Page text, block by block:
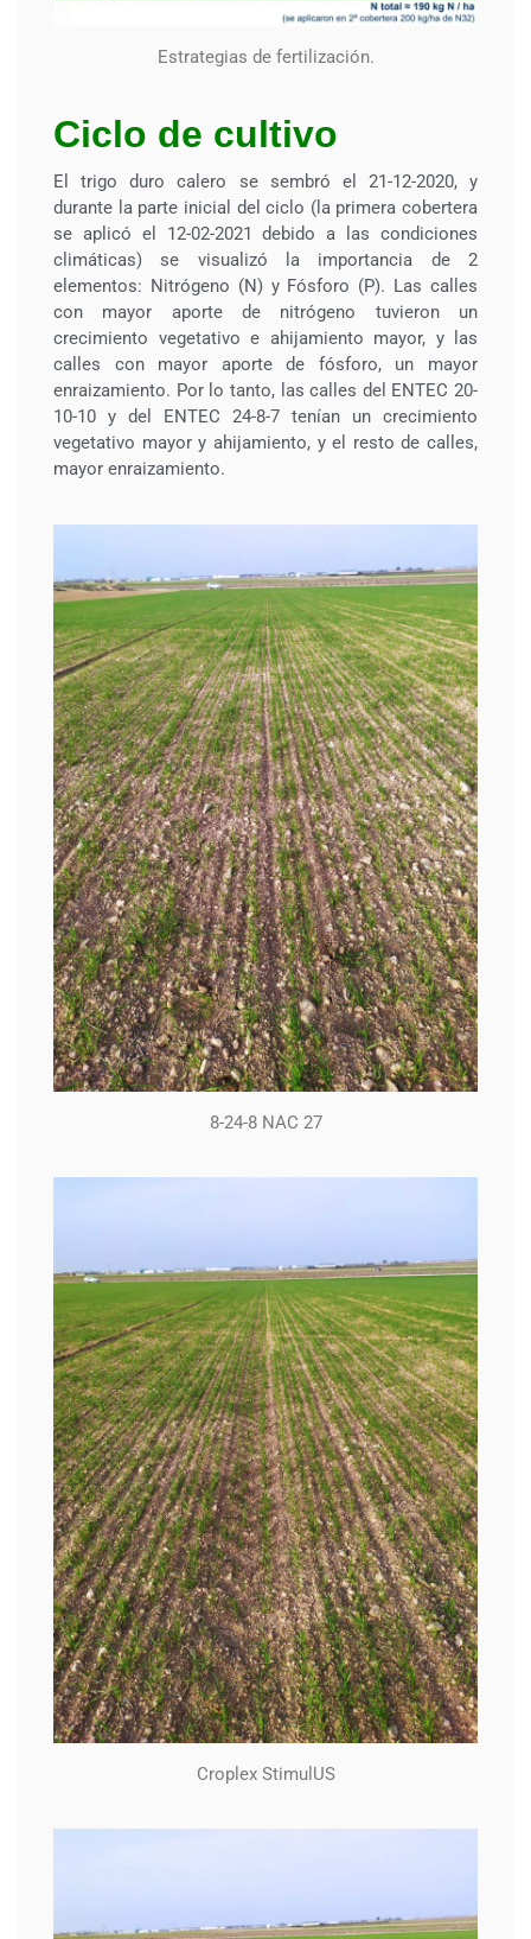
Estrategias de fertilización.
Ciclo de cultivo
El trigo duro calero se sembró el 21-12-2020, y
durante la parte inicial del ciclo (la primera cobertera
se aplicó el 12-02-2021 debido a las condiciones
climáticas) se visualizó la importancia de 2
elementos: Nitrógeno (N) y Fósforo (P). Las calles
con mayor aporte de nitrógeno tuvieron un
crecimiento vegetativo e ahijamiento mayor, y las
calles con mayor aporte de fósforo, un mayor
enraizamiento. Por lo tanto, las calles del ENTEC 20-
10-10 y del ENTEC 24-8-7 tenían un crecimiento
vegetativo mayor y ahijamiento, y el resto de calles,
mayor enraizamiento.
8-24-8 NAC 27
Croplex StimulUS